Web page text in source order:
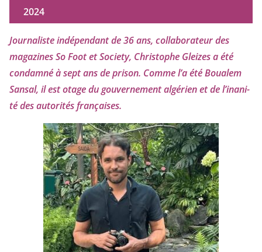
2024
Journaliste indé­pen­dant de36ans, col­la­bo­ra­teur des
maga­zines So Foot et Society, Christophe Gleizesa été
condam­né à sept ans de pri­son. Comme l’a été Boualem
Sansal, il est otage du gou­ver­ne­ment algé­rien et de l’i­na­ni­
té des auto­ri­tés françaises.